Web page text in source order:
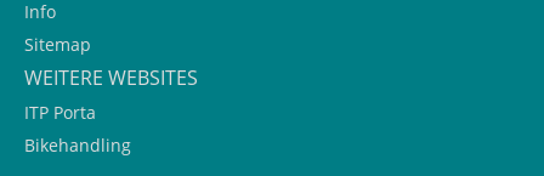
Info
Sitemap
WEITERE WEBSITES
ITP Porta
Bikehandling